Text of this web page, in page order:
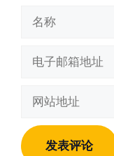
地
址
地
址